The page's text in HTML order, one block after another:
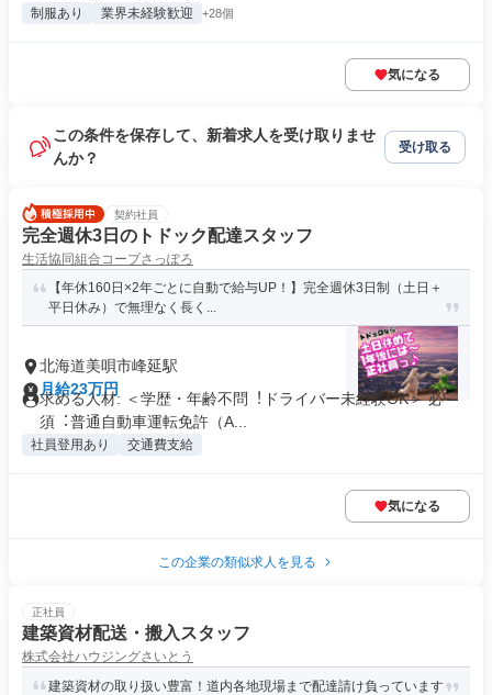
制服あり 業界未経験歓迎 +28個
気になる
この条件を保存して、新着求人を受け取りませ
んか？
受け取る
契約社員
完全週休3日のトドック配達スタッフ
生活協同組合コープさっぽろ
【年休160日×2年ごとに自動で給与UP！】完全週休3日制（土日＋
平日休み）で無理なく長く...
北海道美唄市峰延駅
月給23万円
求める人材: ＜学歴・年齢不問︕ドライバー未経験OK＞ 必
須︓普通⾃動⾞運転免許（A...
社員登用あり 交通費支給
気になる
この企業の類似求人を見る
正社員
建築資材配送・搬入スタッフ
株式会社ハウジングさいとう
建築資材の取り扱い豊富！道内各地現場まで配達請け負っています